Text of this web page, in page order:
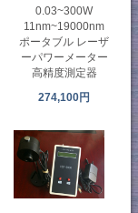
0.03~300W
11nm~19000nm
ポータブル レーザ
ーパワーメーター
高精度測定器
274,100円